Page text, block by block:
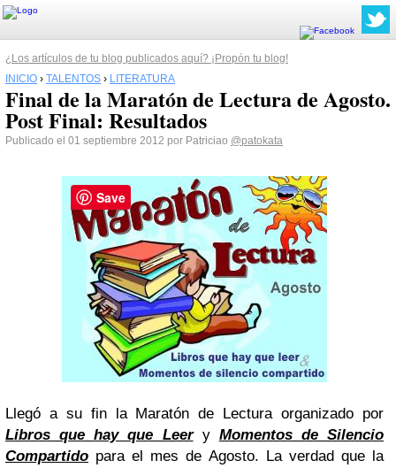
¿Los artículos de tu blog publicados aquí? ¡Propón tu blog!
INICIO › TALENTOS › LITERATURA
Final de la Maratón de Lectura de Agosto.
Post Final: Resultados
Publicado el 01 septiembre 2012 por Patriciao @patokata
Llegó a su fin la Maratón de Lectura organizado por
Libros que hay que Leery Momentos de Silencio
Compartido para el mes de Agosto. La verdad que la
Save